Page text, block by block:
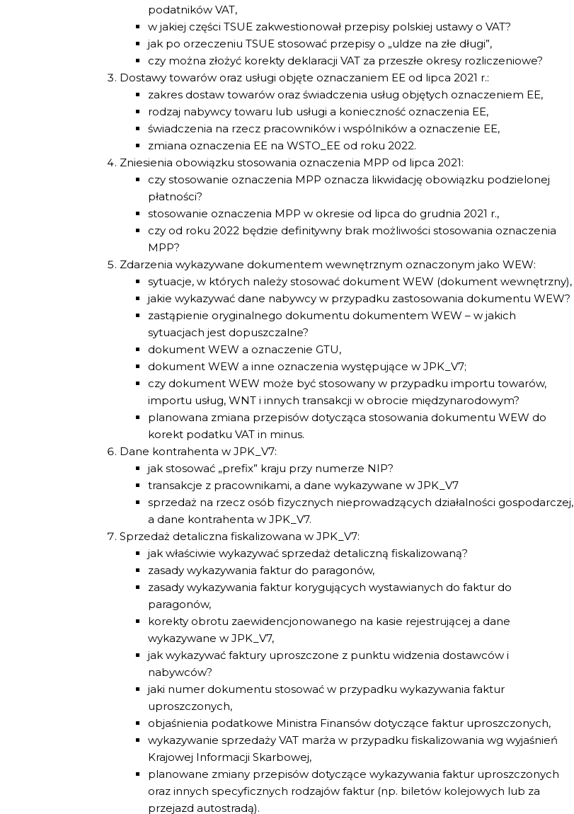
podatników VAT,
w jakiej części TSUE zakwestionował przepisy polskiej ustawy o VAT?
jak po orzeczeniu TSUE stosować przepisy o „uldze na złe długi”,
czy można złożyć korekty deklaracji VAT za przeszłe okresy rozliczeniowe?
Dostawy towarów oraz usługi objęte oznaczaniem EE od lipca 2021 r.:
zakres dostaw towarów oraz świadczenia usług objętych oznaczeniem EE,
rodzaj nabywcy towaru lub usługi a konieczność oznaczenia EE,
świadczenia na rzecz pracowników i wspólników a oznaczenie EE,
zmiana oznaczenia EE na WSTO_EE od roku 2022.
Zniesienia obowiązku stosowania oznaczenia MPP od lipca 2021:
czy stosowanie oznaczenia MPP oznacza likwidację obowiązku podzielonej
płatności?
stosowanie oznaczenia MPP w okresie od lipca do grudnia 2021 r.,
czy od roku 2022 będzie definitywny brak możliwości stosowania oznaczenia
MPP?
Zdarzenia wykazywane dokumentem wewnętrznym oznaczonym jako WEW:
sytuacje, w których należy stosować dokument WEW (dokument wewnętrzny),
jakie wykazywać dane nabywcy w przypadku zastosowania dokumentu WEW?
zastąpienie oryginalnego dokumentu dokumentem WEW – w jakich
sytuacjach jest dopuszczalne?
dokument WEW a oznaczenie GTU,
dokument WEW a inne oznaczenia występujące w JPK_V7;
czy dokument WEW może być stosowany w przypadku importu towarów,
importu usług, WNT i innych transakcji w obrocie międzynarodowym?
planowana zmiana przepisów dotycząca stosowania dokumentu WEW do
korekt podatku VAT in minus.
Dane kontrahenta w JPK_V7:
jak stosować „prefix” kraju przy numerze NIP?
transakcje z pracownikami, a dane wykazywane w JPK_V7
sprzedaż na rzecz osób fizycznych nieprowadzących działalności gospodarczej,
a dane kontrahenta w JPK_V7.
Sprzedaż detaliczna fiskalizowana w JPK_V7:
jak właściwie wykazywać sprzedaż detaliczną fiskalizowaną?
zasady wykazywania faktur do paragonów,
zasady wykazywania faktur korygujących wystawianych do faktur do
paragonów,
korekty obrotu zaewidencjonowanego na kasie rejestrującej a dane
wykazywane w JPK_V7,
jak wykazywać faktury uproszczone z punktu widzenia dostawców i
nabywców?
jaki numer dokumentu stosować w przypadku wykazywania faktur
uproszczonych,
objaśnienia podatkowe Ministra Finansów dotyczące faktur uproszczonych,
wykazywanie sprzedaży VAT marża w przypadku fiskalizowania wg wyjaśnień
Krajowej Informacji Skarbowej,
planowane zmiany przepisów dotyczące wykazywania faktur uproszczonych
oraz innych specyficznych rodzajów faktur (np. biletów kolejowych lub za
przejazd autostradą).